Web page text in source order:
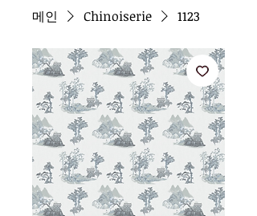
메인 Chinoiserie 1123